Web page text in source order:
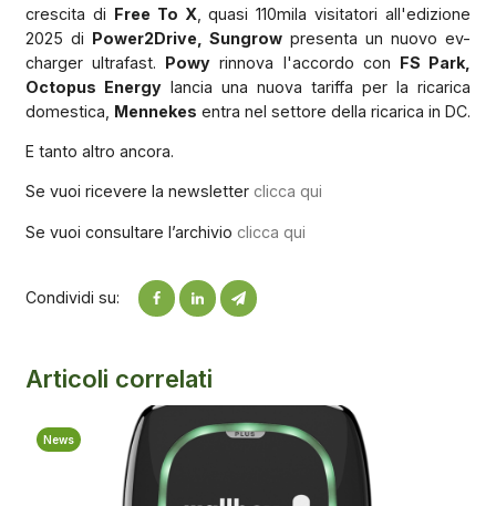
crescita di Free To X, quasi 110mila visitatori all'edizione
2025 di Power2Drive, Sungrowpresenta un nuovo ev-
charger ultrafast. Powy rinnova l'accordo con FS Park,
Octopus Energylancia una nuova tariffa per la ricarica
domestica, Mennekes entra nel settore della ricarica in DC.
E tanto altro ancora.
Se vuoi ricevere la newsletter clicca qui
Se vuoi consultare l’archivio clicca qui
Condividi su:
Articoli correlati
News